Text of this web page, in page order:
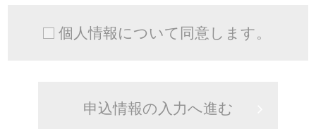
個人情報について同意します。